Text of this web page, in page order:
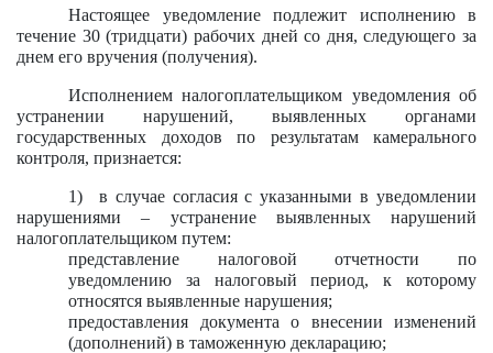
Настоящее уведомление подлежит исполнению в
течение 30 (тридцати) рабочих дней со дня, следующего за
днем его вручения (получения).
Исполнением налогоплательщиком уведомления об
устранении нарушений, выявленных органами
государственных доходов по результатам камерального
контроля, признается:
1)
в случае согласия с указанными в уведомлении
нарушениями – устранение выявленных нарушений
налогоплательщиком путем:
представление налоговой отчетности по
уведомлению за налоговый период, к которому
относятся выявленные нарушения;
предоставления документа о внесении изменений
(дополнений) в таможенную декларацию;